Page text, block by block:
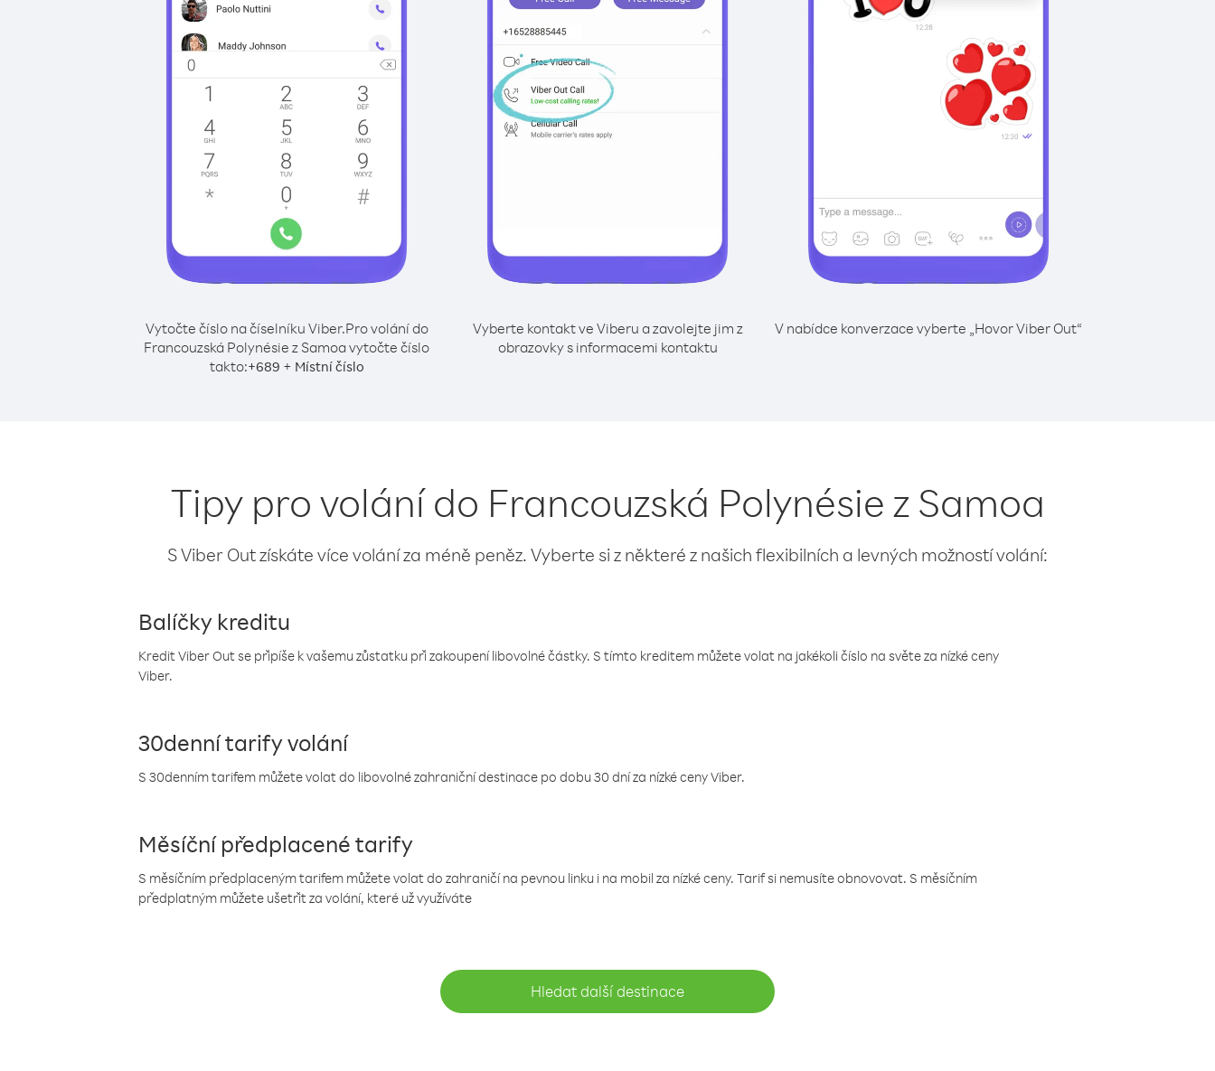
Vytočte číslo na číselníku Viber.Pro volání do
Francouzská Polynésie z Samoa vytočte číslo
takto:+689 + Místní číslo
Vyberte kontakt ve Viberu a zavolejte jim z
obrazovky s informacemi kontaktu
V nabídce konverzace vyberte „Hovor Viber Out“
Tipy pro volání do Francouzská Polynésie z Samoa
S Viber Out získáte více volání za méně peněz. Vyberte si z některé z našich flexibilních a levných možností volání:
Balíčky kreditu
Kredit Viber Out se připíše k vašemu zůstatku při zakoupení libovolné částky. S tímto kreditem můžete volat na jakékoli číslo na světe za nízké ceny
Viber.
30denní tarify volání
S 30denním tarifem můžete volat do libovolné zahraniční destinace po dobu 30 dní za nízké ceny Viber.
Měsíční předplacené tarify
S měsíčním předplaceným tarifem můžete volat do zahraničí na pevnou linku i na mobil za nízké ceny. Tarif si nemusíte obnovovat. S měsíčním
předplatným můžete ušetřit za volání, které už využíváte
Hledat další destinace